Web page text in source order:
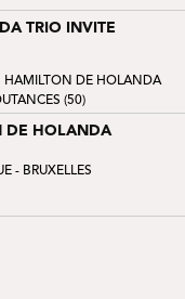
TRIO INVITE
| HAMILTON DE HOLANDA
(50)
DE HOLANDA
- BRUXELLES